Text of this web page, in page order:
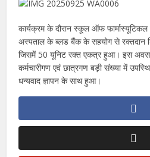
कार्यक्रम के दौरान स्कूल ऑफ फार्मास्यूटिकल
अस्पताल के ब्लड बैंक के सहयोग से रक्तदान
जिसमें 50 यूनिट रक्त एकत्र हुआ। इस अवसर
कर्मचारीगण एवं छात्रगण बड़ी संख्या में
धन्यवाद ज्ञापन के साथ हुआ।